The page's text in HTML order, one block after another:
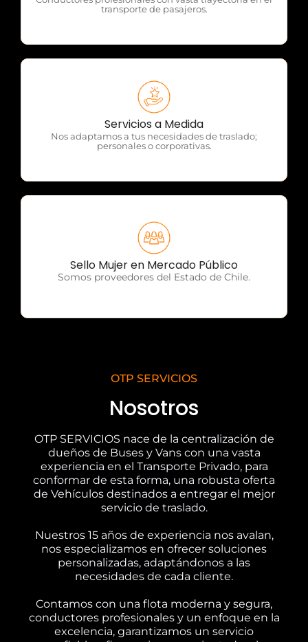
transporte de pasajeros.
Servicios a Medida
Nos adaptamos a tus necesidades de traslado;
personales o corporativas.
OTP Servicios
Sello Mujer en Mercado Público
Somos proveedores del Estado de Chile.
OTP Servicios
OTP SERVICIOS
Nosotros
OTP SERVICIOS nace de la centralización de
dueños de Buses y Vans con una vasta
experiencia en el Transporte Privado, para
conformar de esta forma, una robusta oferta
de Vehículos destinados a entregar el mejor
servicio de traslado.
Nuestros 15 años de experiencia nos avalan,
nos especializamos en ofrecer soluciones
personalizadas, adaptándonos a las
necesidades de cada cliente.
Contamos con una flota moderna y segura,
conductores profesionales y un enfoque en la
excelencia, garantizamos un servicio